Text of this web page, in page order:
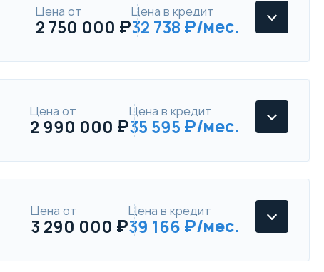
Цена от
2 750 000
Цена в кредит
32 738
Jaecoo J8
Выгода
Скидка в Трейд-ин
250 000 ₽
Цена от
2 990 000
Цена в кредит
35 595
Jaecoo J8
Цена от
3 290 000
Цена в кредит
39 166